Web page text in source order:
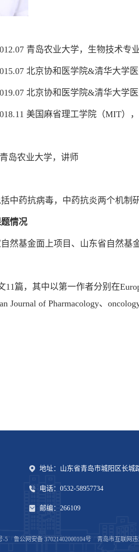
青岛农业大学，生物技术专
北京协和医学院&清华大学
北京协和医学院&清华大学
美国麻省理工学院（MIT）
农业大学，讲师
药抗病毒，中药抗炎两个机制
情况
基金面上项目、山东省自然基金
，其中以第一作者分别在
Journal of Pharmacology、
地址：山东省青岛市城阳区长城
电话：0532-58957734
邮编：266109
-5 鲁公网安备 37021402000104号 青岛市互联网